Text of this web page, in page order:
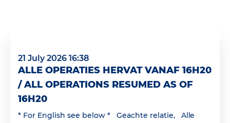
21 July 2026 16:38
ALLE OPERATIES HERVAT VANAF 16H20
/ ALL OPERATIONS RESUMED AS OF
16H20
* For English see below * Geachte relatie, Alle